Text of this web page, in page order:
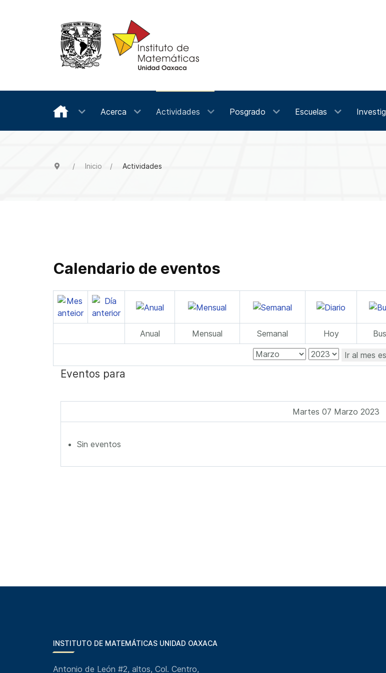
Acerca Actividades Posgrado Escuelas
Inicio Actividades
Calendario de eventos
Anual Mensual Semanal Hoy
Ir al mes
Eventos para
Martes 07 Marzo 2023
Sin eventos
INSTITUTO DE MATEMÁTICAS UNIDAD OAXACA
Antonio de León #2, altos, Col. Centro,